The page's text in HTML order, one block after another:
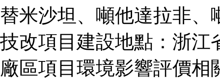
替米沙坦、噸他達拉非
技改項目建設地點：浙江
廠區項目環境影響評價